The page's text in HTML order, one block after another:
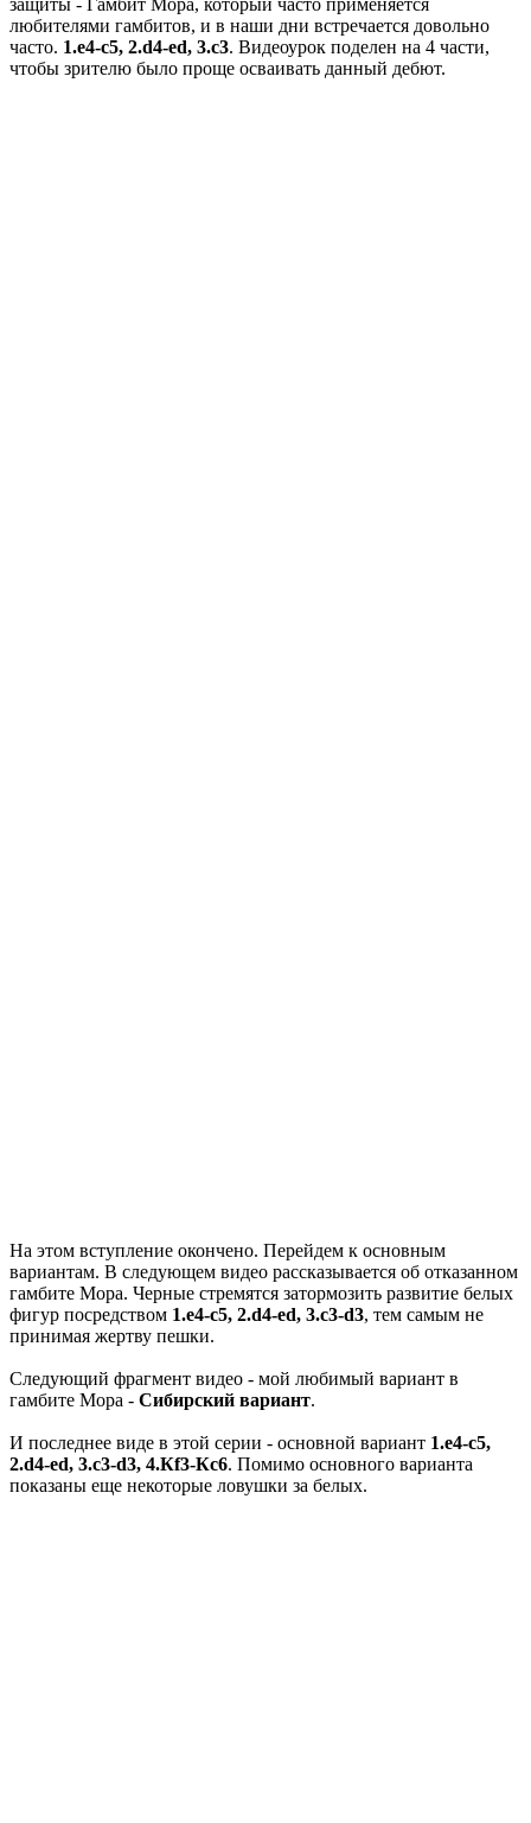
любителями гамбитов, и в наши дни встречается довольно
часто. 1.е4-с5, 2.d4-ed, 3.c3. Видеоурок поделен на 4 части,
чтобы зрителю было проще осваивать данный дебют.
На этом вступление окончено. Перейдем к основным
вариантам. В следующем видео рассказывается об отказанном
гамбите Мора. Черные стремятся затормозить развитие белых
фигур посредством 1.е4-с5, 2.d4-ed, 3.c3-d3, тем самым не
принимая жертву пешки.
Следующий фрагмент видео - мой любимый вариант в
гамбите Мора - Сибирский вариант.
И последнее виде в этой серии - основной вариант 1.е4-с5,
2.d4-ed, 3.c3-d3, 4.Кf3-Кс6. Помимо основного варианта
показаны еще некоторые ловушки за белых.